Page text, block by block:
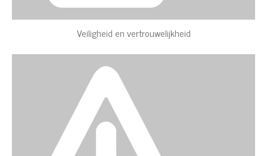
Veiligheid en vertrouwelijkheid